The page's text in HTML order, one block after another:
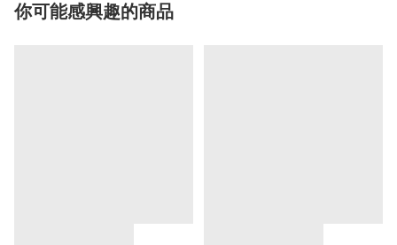
你可能感興趣的商品